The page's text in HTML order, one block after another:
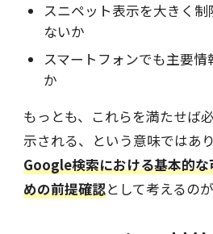
スニペット表示を大きく
ないか
スマートフォンでも主要
か
もっとも、これらを満たせば
示される、という意味ではあ
Google検索における基本的
めの前提確認として考えるのが